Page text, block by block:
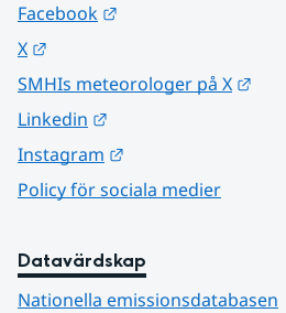
Facebook
X
SMHIs meteorologer på X
Linkedin
Instagram
Policy för sociala medier
Datavärdskap
Nationella emissionsdatabasen